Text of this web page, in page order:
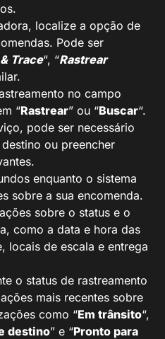
localize a opção de
Pode ser
Trace“, “Rastrear
no campo
“Rastrear” ou “Buscar“.
pode ser necessário
ou preencher
enquanto o sistema
sobre a sua encomenda.
sobre o status e o
como a data e hora das
locais de escala e entrega
o status de rastreamento
mais recentes sobre
como “Em trânsito“,
destino” e “Pronto para